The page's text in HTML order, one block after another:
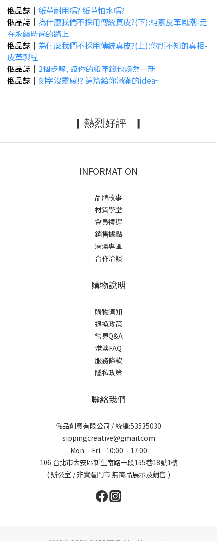
俬品誌｜ 紙革耐用嗎? 紙革怕水嗎?
俬品誌｜ 為什麼我們不採用傳統真皮?(下):純素皮革風潮-走
在永續時尚的路上
俬品誌｜ 為什麼我們不採用傳統真皮?(上):你所不知的真相-
皮革製程
俬品誌｜ 2個步驟, 讓你的紙革錢包煥然一新
俬品誌｜ 刻字沒靈感!? 這篇給你滿滿的idea~
▎熱烈好評▎
INFORMATION
品牌故事
材質學堂
會員禮遇
銷售據點
港澳專區
合作洽談
購物說明
購物須知
退換政策
常見Q&A
港澳FAQ
服務條款
隱私政策
聯絡我們
俬品創意有限公司 / 統編:53535030
sippingcreative@gmail.com
Mon. - Fri. 10:00 - 17:00
106 台北市大安區新生南路一段165巷18號1樓
( 辦公室 / 非實體門市 無商品展示及銷售 )